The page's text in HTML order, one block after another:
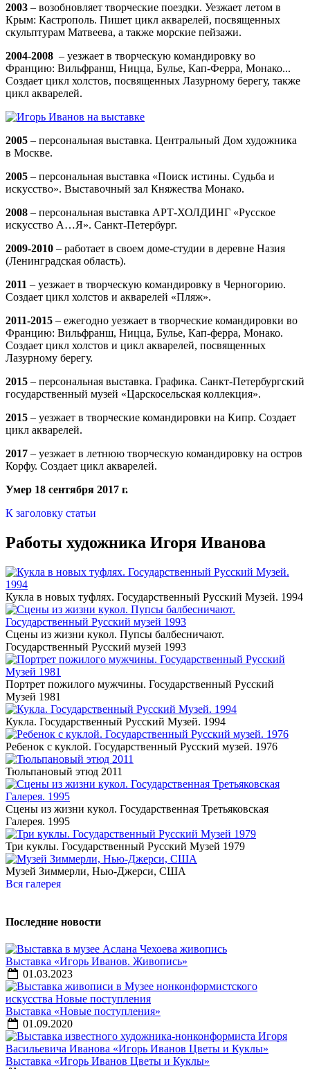
2003 – возобновляет творческие поездки. Уезжает летом в
Крым: Кастрополь. Пишет цикл акварелей, посвященных
скульптурам Матвеева, а также морские пейзажи.
2004-2008 – уезжает в творческую командировку во
Францию: Вильфранш, Ницца, Булье, Кап-Ферра, Монако...
Создает цикл холстов, посвященных Лазурному берегу, также
цикл акварелей.
2005 – персональная выставка. Центральный Дом художника
в Москве.
2005 – персональная выставка «Поиск истины. Судьба и
искусство». Выставочный зал Княжества Монако.
2008 – персональная выставка АРТ-ХОЛДИНГ «Русское
искусство А…Я». Санкт-Петербург.
2009-2010 – работает в своем доме-студии в деревне Назия
(Ленинградская область).
2011 – уезжает в творческую командировку в Черногорию.
Создает цикл холстов и акварелей «Пляж».
2011-2015 – ежегодно уезжает в творческие командировки во
Францию: Вильфранш, Ницца, Булье, Кап-ферра, Монако.
Создает цикл холстов и цикл акварелей, посвященных
Лазурному берегу.
2015 – персональная выставка. Графика. Санкт-Петербургский
государственный музей «Царскосельская коллекция».
2015 – уезжает в творческие командировки на Кипр. Создает
цикл акварелей.
2017 – уезжает в летнюю творческую командировку на остров
Корфу. Создает цикл акварелей.
Умер 18 сентября 2017 г.
К заголовку статьи
Работы художника Игоря Иванова
Кукла в новых туфлях. Государственный Русский Музей. 1994
Сцены из жизни кукол. Пупсы балбесничают.
Государственный Русский музей 1993
Портрет пожилого мужчины. Государственный Русский
Музей 1981
Кукла. Государственный Русский Музей. 1994
Ребенок с куклой. Государственный Русский музей. 1976
Тюльпановый этюд 2011
Сцены из жизни кукол. Государственная Третьяковская
Галерея. 1995
Три куклы. Государственный Русский Музей 1979
Музей Зиммерли, Нью-Джерси, США
Вся галерея
Последние новости
Выставка «Игорь Иванов. Живопись»
01.03.2023
Выставка «Новые поступления»
01.09.2020
Выставка «Игорь Иванов Цветы и Куклы»